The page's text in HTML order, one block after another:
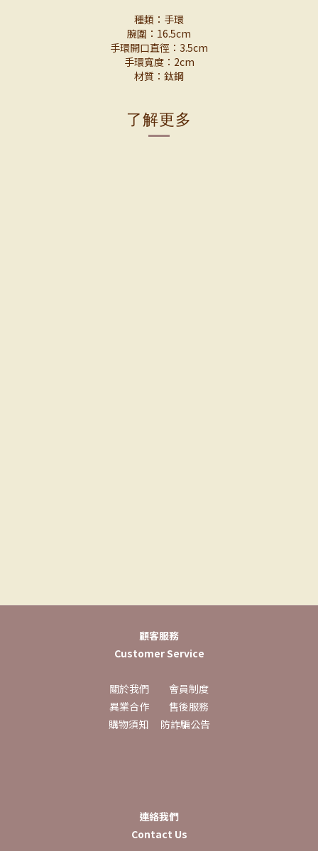
種類：手環
腕圍：16.5cm
手環開口直徑：3.5cm
手環寬度：2cm
材質：鈦鋼
了解更多
顧客服務
Customer Service
關於我們
會員制度
異業合作
售後服務
購物須知
防詐騙公告
連絡我們
Contact Us